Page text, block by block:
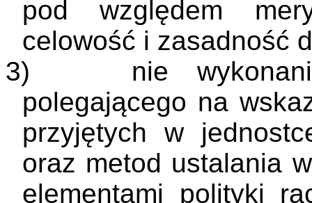
pod względem
celowość i zasadność
3)
nie
polegającego na
przyjętych w
oraz metod ustalania
elementami polityki